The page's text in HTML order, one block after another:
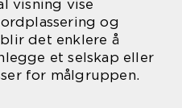
visning vise
og
det enklere å
et selskap eller
for målgruppen.